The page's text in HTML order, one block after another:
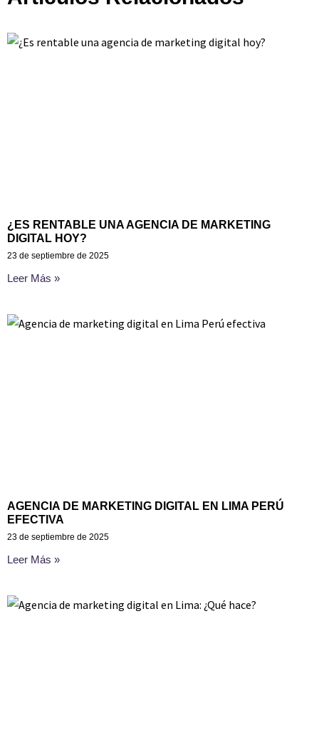
¿ES RENTABLE UNA AGENCIA DE MARKETING
DIGITAL HOY?
23 de septiembre de 2025
Leer Más »
AGENCIA DE MARKETING DIGITAL EN LIMA PERÚ
EFECTIVA
23 de septiembre de 2025
Leer Más »